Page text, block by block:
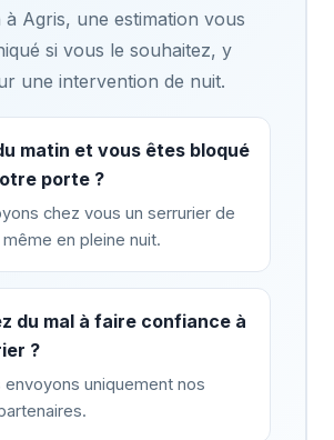
Agris, une estimation vous
si vous le souhaitez, y
une intervention de nuit.
matin et vous êtes bloqué
porte ?
chez vous un serrurier de
en pleine nuit.
du mal à faire confiance à
?
envoyons uniquement nos